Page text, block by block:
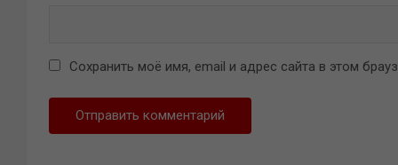
Сохранить моё имя, email и адрес сайта в этом